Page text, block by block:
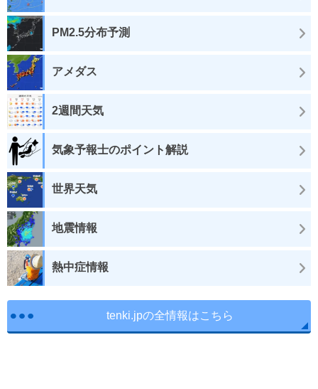
PM2.5分布予測
アメダス
2週間天気
気象予報士のポイント解説
世界天気
地震情報
熱中症情報
tenki.jpの全情報はこちら